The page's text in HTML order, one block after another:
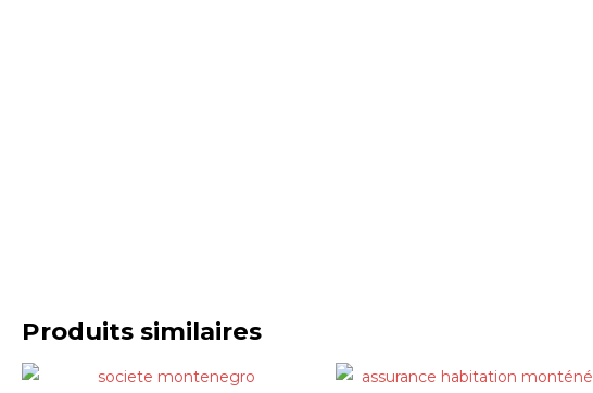
Produits similaires